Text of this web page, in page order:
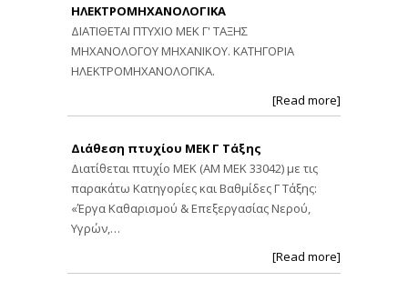
ΗΛΕΚΤΡΟΜΗΧΑΝΟΛΟΓΙΚΑ
ΔΙΑΤΙΘΕΤΑΙ ΠΤΥΧΙΟ ΜΕΚ Γ' ΤΑΞΗΣ
ΜΗΧΑΝΟΛΟΓΟΥ ΜΗΧΑΝΙΚΟΥ. ΚΑΤΗΓΟΡΙΑ
ΗΛΕΚΤΡΟΜΗΧΑΝΟΛΟΓΙΚΑ.
[Read more]
Διάθεση πτυχίου ΜΕΚ Γ Τάξης
Διατίθεται πτυχίο ΜΕΚ (ΑΜ ΜΕΚ 33042) με τις
παρακάτω Κατηγορίες και Βαθμίδες Γ Τάξης:
«Έργα Καθαρισμού & Επεξεργασίας Νερού,
Υγρών,…
[Read more]